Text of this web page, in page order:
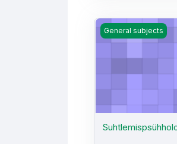
General subjects